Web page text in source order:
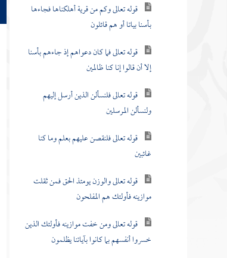
قوله تعالى وكم من قرية أهلكناها فجاءها
بأسنا بياتا أو هم قائلون
قوله تعالى فما كان دعواهم إذ جاءهم بأسنا
إلا أن قالوا إنا كنا ظالمين
قوله تعالى فلنسألن الذين أرسل إليهم
ولنسألن المرسلين
قوله تعالى فلنقصن عليهم بعلم وما كنا
غائبين
قوله تعالى والوزن يومئذ الحق فمن ثقلت
موازينه فأولئك هم المفلحون
قوله تعالى ومن خفت موازينه فأولئك الذين
خسروا أنفسهم بما كانوا بآياتنا يظلمون